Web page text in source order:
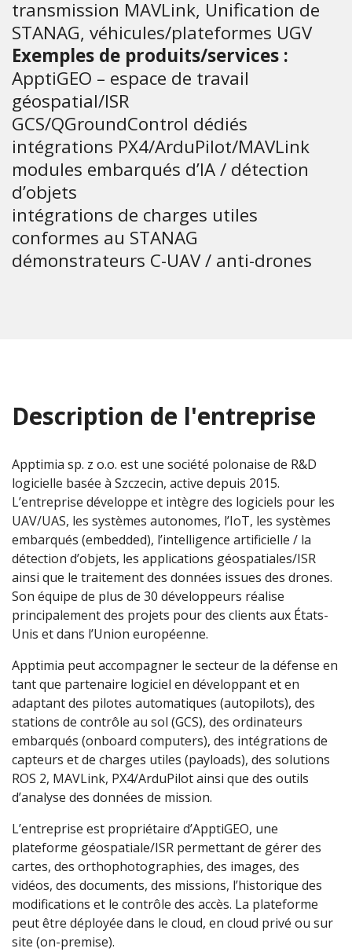
transmission MAVLink, Unification de
STANAG, véhicules/plateformes UGV
Exemples de produits/services :
ApptiGEO – espace de travail
géospatial/ISR
GCS/QGroundControl dédiés
intégrations PX4/ArduPilot/MAVLink
modules embarqués d’IA / détection
d’objets
intégrations de charges utiles
conformes au STANAG
démonstrateurs C-UAV / anti-drones
Description de l'entreprise
Apptimia sp. z o.o. est une société polonaise de R&D
logicielle basée à Szczecin, active depuis 2015.
L’entreprise développe et intègre des logiciels pour les
UAV/UAS, les systèmes autonomes, l’IoT, les systèmes
embarqués (embedded), l’intelligence artificielle / la
détection d’objets, les applications géospatiales/ISR
ainsi que le traitement des données issues des drones.
Son équipe de plus de 30 développeurs réalise
principalement des projets pour des clients aux États-
Unis et dans l’Union européenne.
Apptimia peut accompagner le secteur de la défense en
tant que partenaire logiciel en développant et en
adaptant des pilotes automatiques (autopilots), des
stations de contrôle au sol (GCS), des ordinateurs
embarqués (onboard computers), des intégrations de
capteurs et de charges utiles (payloads), des solutions
ROS 2, MAVLink, PX4/ArduPilot ainsi que des outils
d’analyse des données de mission.
L’entreprise est propriétaire d’ApptiGEO, une
plateforme géospatiale/ISR permettant de gérer des
cartes, des orthophotographies, des images, des
vidéos, des documents, des missions, l’historique des
modifications et le contrôle des accès. La plateforme
peut être déployée dans le cloud, en cloud privé ou sur
site (on-premise).